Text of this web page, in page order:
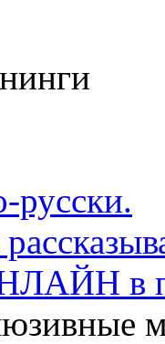
русски.
в